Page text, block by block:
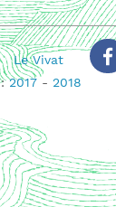
Le Vivat
:2017 - 2018